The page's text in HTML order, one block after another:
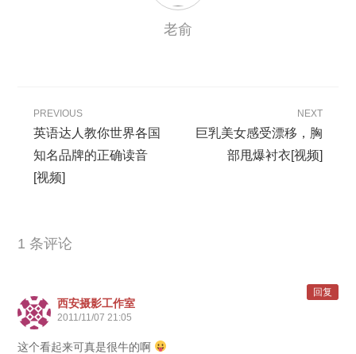
老俞
PREVIOUS
英语达人教你世界各国
知名品牌的正确读音
[视频]
NEXT
巨乳美女感受漂移，胸
部甩爆衬衣[视频]
1 条评论
西安摄影工作室
2011/11/07 21:05
这个看起来可真是很牛的啊
回复